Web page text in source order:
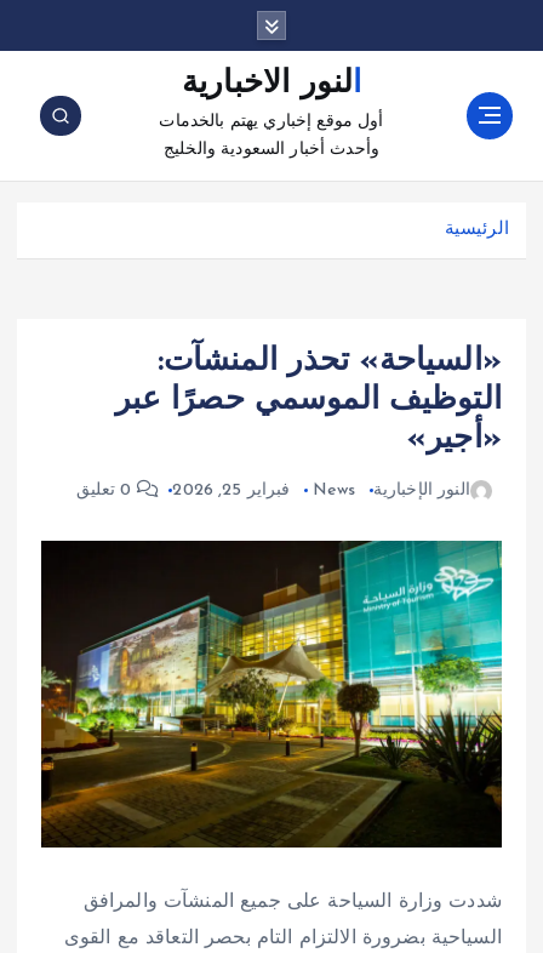
ز
النور الاخبارية
أول موقع إخباري يهتم بالخدمات
وأحدث أخبار السعودية والخليج
الرئيسية
«السياحة» تحذر المنشآت:
التوظيف الموسمي حصرًا عبر
«أجير»
النور الإخبارية News فبراير 25, 2026
شددت وزارة السياحة على جميع المنشآت والمرافق
السياحية بضرورة الالتزام التام بحصر التعاقد مع القوى